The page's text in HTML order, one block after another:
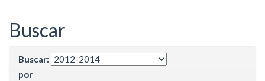
Buscar
Buscar:
por